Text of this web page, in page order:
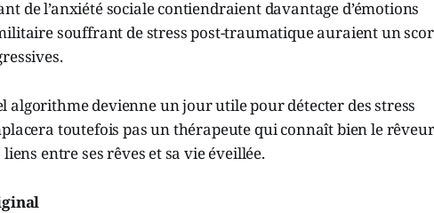
de l’anxiété sociale contiendraient davantage d’émotions
souffrant de stress post-traumatique auraient un
algorithme devienne un jour utile pour détecter des stress
toutefois pas un thérapeute qui connaît bien le
entre ses rêves et sa vie éveillée.